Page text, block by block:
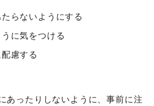
らないようにする
に気をつける
慮する
あったりしないように、事前に注